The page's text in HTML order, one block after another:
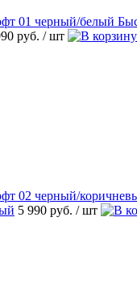
руб. / шт
5 990 руб. / шт